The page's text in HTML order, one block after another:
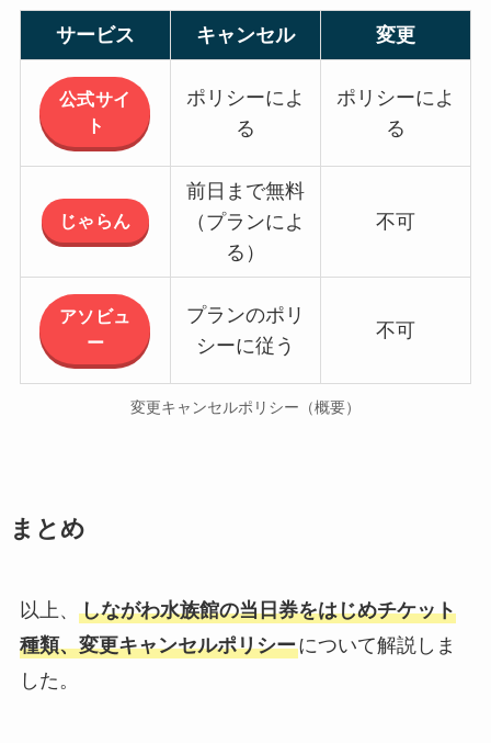
サービス キャンセル 変更
公式サイ
ト
ポリシーによ
る
ポリシーによ
る
じゃらん
前日まで無料
（プランによ
る）
不可
アソビュ
ー
プランのポリ
シーに従う
不可
変更キャンセルポリシー（概要）
まとめ
以上、 しながわ水族館の当日券をはじめチケット
種類、変更キャンセルポリシーについて解説しま
した。